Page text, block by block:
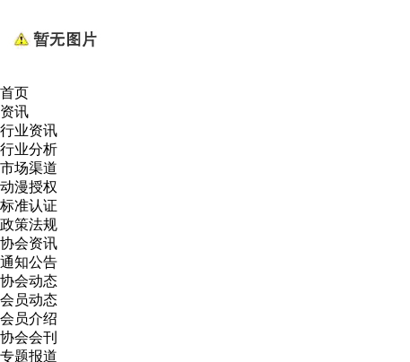
首页
资讯
行业资讯
行业分析
市场渠道
动漫授权
标准认证
政策法规
协会资讯
通知公告
协会动态
会员动态
会员介绍
协会会刊
专题报道